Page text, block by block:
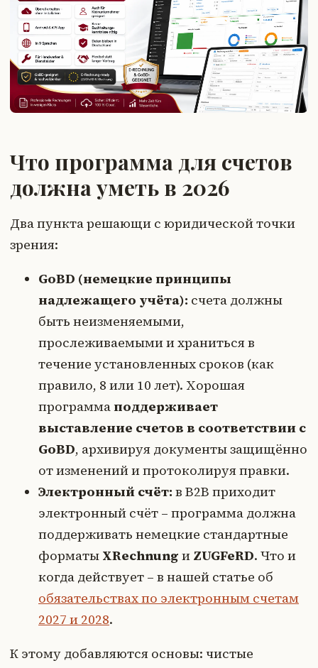
Что программа для счетов
должна уметь в 2026
Два пункта решающи с юридической точки
зрения:
GoBD (немецкие принципы
надлежащего учёта): счета должны
быть неизменяемыми,
прослеживаемыми и храниться в
течение установленных сроков (как
правило, 8 или 10 лет). Хорошая
программаподдерживает
выставление счетов в соответствии с
GoBD, архивируя документы защищённо
от изменений и протоколируя правки.
Электронный счёт: в B2B приходит
электронный счёт – программа должна
поддерживать немецкие стандартные
форматы XRechnung и ZUGFeRD. Что и
когда действует – в нашей статье об
обязательствах по электронным счетам
2027 и 2028.
К этому добавляются основы: чистые